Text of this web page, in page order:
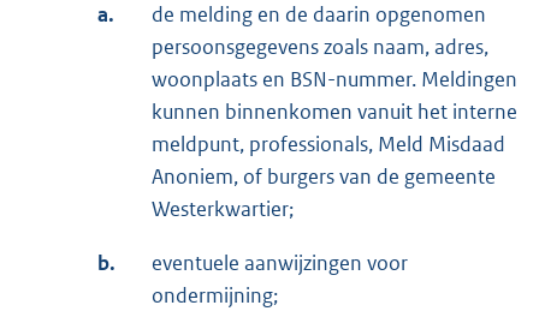
a.
de melding en de daarin opgenomen
persoonsgegevens zoals naam, adres,
woonplaats en BSN-nummer. Meldingen
kunnen binnenkomen vanuit het interne
meldpunt, professionals, Meld Misdaad
Anoniem, of burgers van de gemeente
Westerkwartier;
b.
eventuele aanwijzingen voor
ondermijning;